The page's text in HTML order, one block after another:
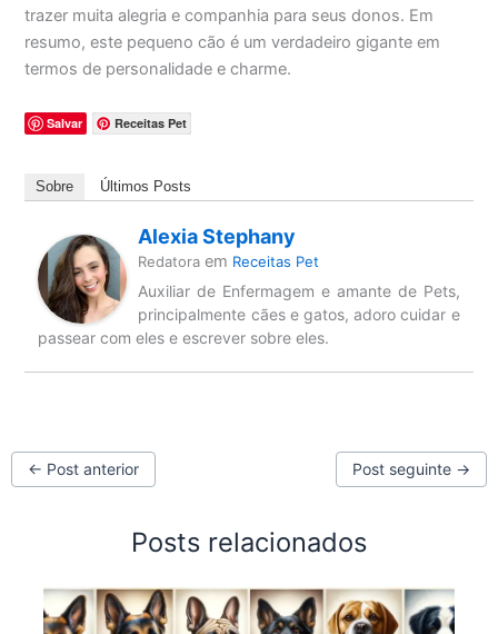
trazer muita alegria e companhia para seus donos. Em
resumo, este pequeno cão é um verdadeiro gigante em
termos de personalidade e charme.
Salvar Receitas Pet
Sobre Últimos Posts
Alexia Stephany
Redatora em Receitas Pet
Auxiliar de Enfermagem e amante de Pets,
principalmente cães e gatos, adoro cuidar e
passear com eles e escrever sobre eles.
← Post anterior Post seguinte →
Posts relacionados